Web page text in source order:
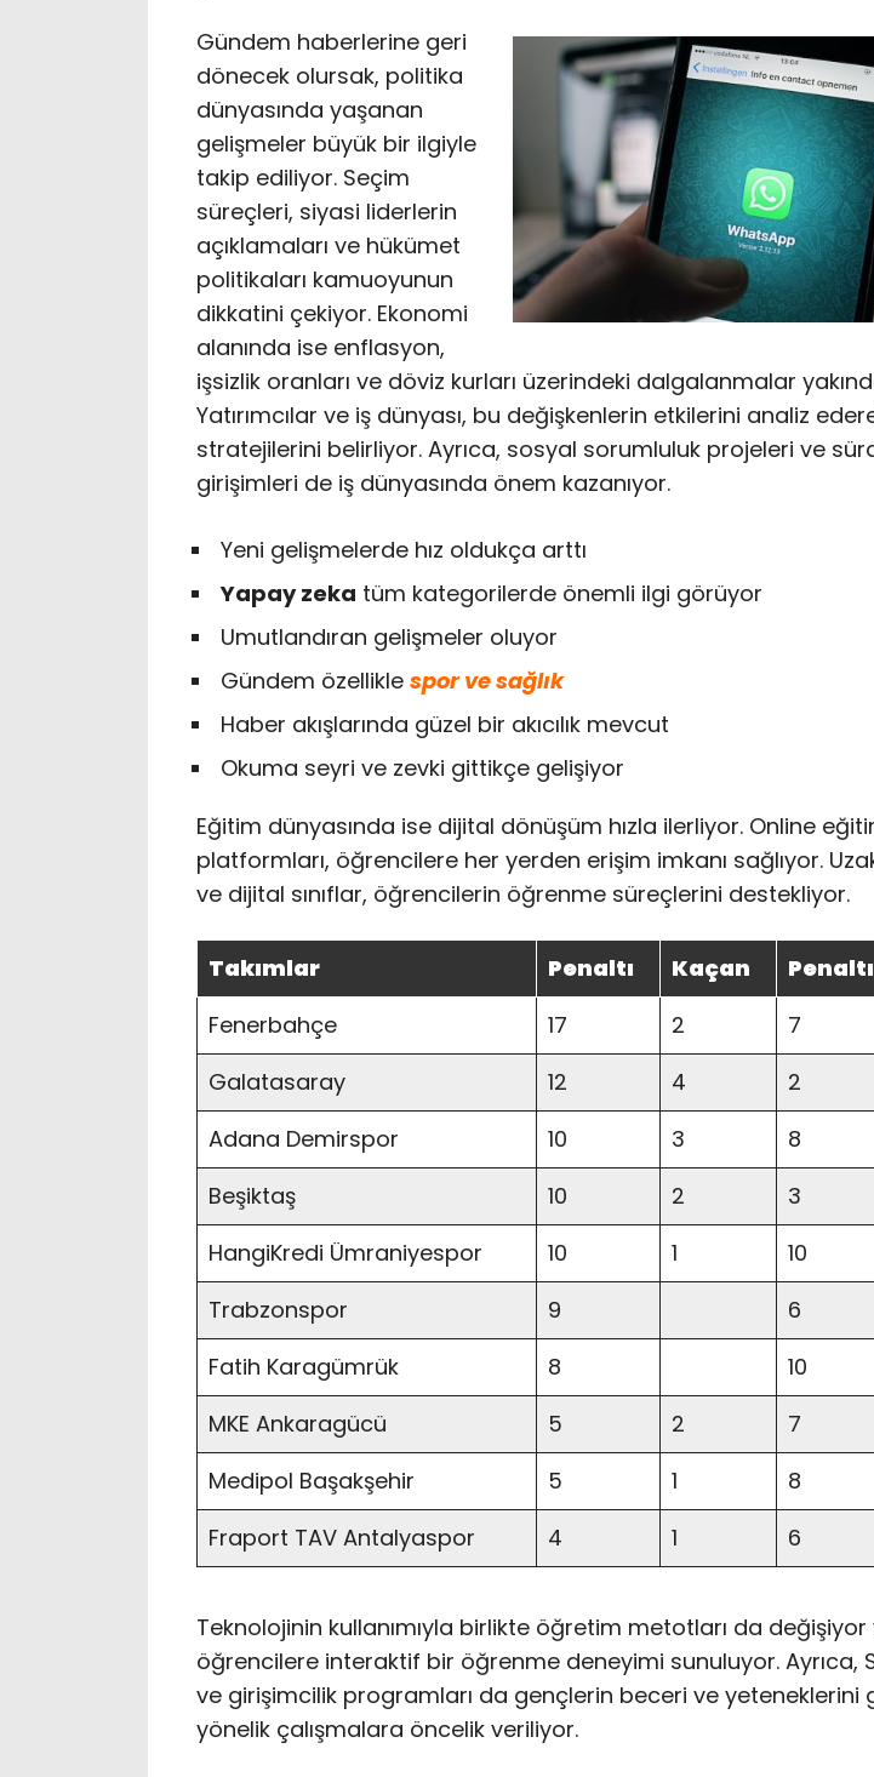
Gündem haberlerine geri
dönecek olursak, politika
dünyasında yaşanan
gelişmeler büyük bir ilgiyle
takip ediliyor. Seçim
süreçleri, siyasi liderlerin
açıklamaları ve hükümet
politikaları kamuoyunun
dikkatini çekiyor. Ekonomi
alanında ise enflasyon,
işsizlik oranları ve döviz kurları üzerindeki dalgalanmalar
Yatırımcılar ve iş dünyası, bu değişkenlerin etkilerini analiz
stratejilerini belirliyor. Ayrıca, sosyal sorumluluk projeleri ve
girişimleri de iş dünyasında önem kazanıyor.
Yeni gelişmelerde hız oldukça arttı
Yapay zeka tüm kategorilerde önemli ilgi görüyor
Umutlandıran gelişmeler oluyor
Gündem özellikle spor ve sağlık
Haber akışlarında güzel bir akıcılık mevcut
Okuma seyri ve zevki gittikçe gelişiyor
Eğitim dünyasında ise dijital dönüşüm hızla ilerliyor. Online
platformları, öğrencilere her yerden erişim imkanı sağlıyor.
ve dijital sınıflar, öğrencilerin öğrenme süreçlerini destekliyor.
Takımlar Penaltı Kaçan Penaltı
Fenerbahçe
17 2 7
Galatasaray
12 4 2
Adana Demirspor
10 3
8
Beşiktaş
10 2 3
HangiKredi Ümraniyespor
10 1 10
Trabzonspor
9
6
Fatih Karagümrük
8 10
MKE Ankaragücü
5 2
7
Medipol Başakşehir
5 1 8
Fraport TAV Antalyaspor
4 1 6
Teknolojinin kullanımıyla birlikte öğretim metotları da değişiyor
öğrencilere interaktif bir öğrenme deneyimi sunuluyor. Ayrıca,
ve girişimcilik programları da gençlerin beceri ve yeteneklerini
yönelik çalışmalara öncelik veriliyor.